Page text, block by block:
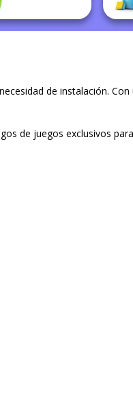
de instalación.
de juegos exclusivos